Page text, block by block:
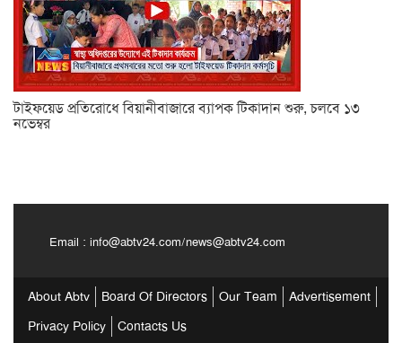
টাইফয়েড প্রতিরোধে বিয়ানীবাজারে ব্যাপক টিকাদান শুরু, চলবে ১৩
নভেম্বর
Email : info@abtv24.com/news@abtv24.com
About Abtv Board Of Directors Our Team
Advertisement
Privacy Policy
Contacts Us